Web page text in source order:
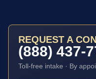
REQUEST A
(888) 437-
Toll-free intake · By